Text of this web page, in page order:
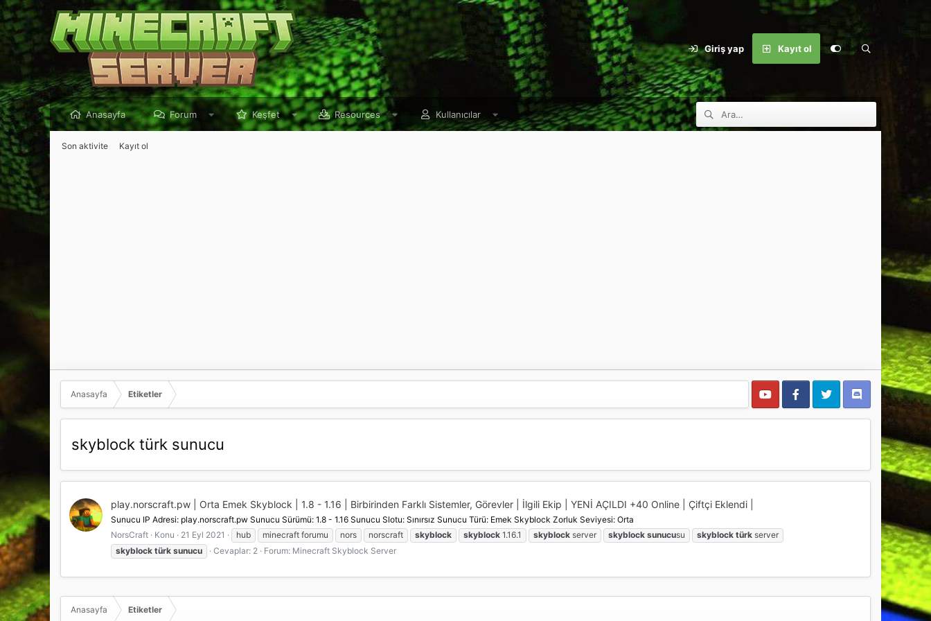
Giriş yap Kayıt ol
Anasayfa Forum Keşfet Resources Kullanıcılar
Son aktivite Kayıt ol
Anasayfa Etiketler
skyblock türk sunucu
play.norscraft.pw | Orta Emek Skyblock | 1.8 - 1.16 | Birbirinden Farklı Sistemler, Görevler | İlgili Ekip | YENİ AÇILDI +40 Online | Çiftçi Eklendi |
Sunucu IP Adresi: play.norscraft.pw Sunucu Sürümü: 1.8 - 1.16 Sunucu Slotu: Sınırsız Sunucu Türü: Emek Skyblock Zorluk Seviyesi: Orta
NorsCraft
Konu 21 Eyl 2021 hub minecraft forumu nors norscraft skyblock skyblock 1.16.1 skyblock server skyblock sunucusu skyblock türk server
skyblock türk sunucu Cevaplar: 2 Forum: Minecraft Skyblock Server
Anasayfa Etiketler